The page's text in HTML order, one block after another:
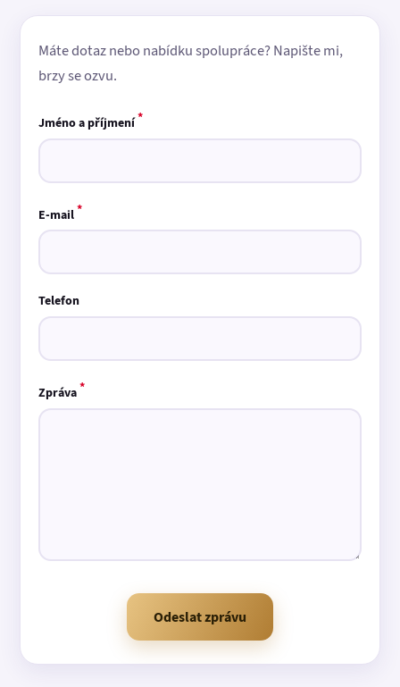
Máte dotaz nebo nabídku spolupráce? Napište mi,
brzy se ozvu.
Jméno a příjmení*
E-mail*
Telefon
Zpráva*
Odeslat zprávu